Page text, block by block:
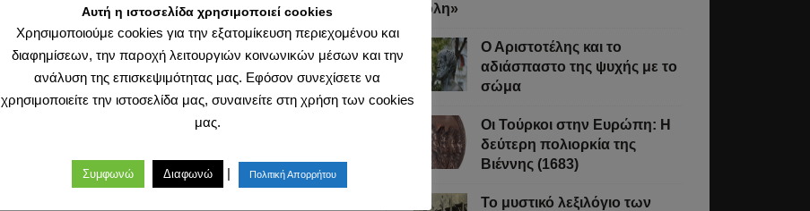
Πόλη»
Ο Αριστοτέλης και το
αδιάσπαστο της ψυχής με το
σώμα
Οι Τούρκοι στην Ευρώπη: Η
δεύτερη πολιορκία της
Βιέννης (1683)
Το μυστικό λεξιλόγιο των
Αυτή η ιστοσελίδα χρησιμοποιεί cookies
Χρησιμοποιούμε cookies για την εξατομίκευση περιεχομένου και
διαφημίσεων, την παροχή λειτουργιών κοινωνικών μέσων και την
ανάλυση της επισκεψιμότητας μας. Εφόσον συνεχίσετε να
χρησιμοποιείτε την ιστοσελίδα μας, συναινείτε στη χρήση των cookies
μας.
Συμφωνώ Διαφωνώ | Πολιτική Απορρήτου